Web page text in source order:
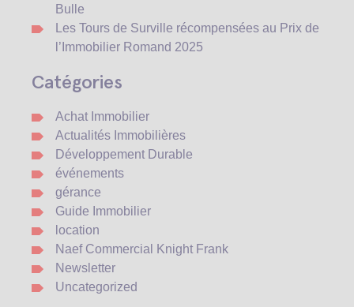
Bulle
Les Tours de Surville récompensées au Prix de
l’Immobilier Romand 2025
Catégories
Achat Immobilier
Actualités Immobilières
Développement Durable
événements
gérance
Guide Immobilier
location
Naef Commercial Knight Frank
Newsletter
Uncategorized